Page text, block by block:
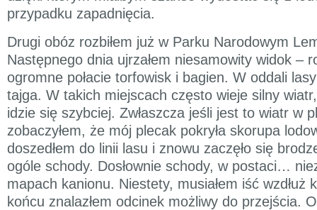
przypadku zapadnięcia.
Drugi obóz rozbiłem już w Parku Narodowym
Następnego dnia ujrzałem niesamowity widok –
ogromne połacie torfowisk i bagien. W oddali
tajga. W takich miejscach często wieje silny
idzie się szybciej. Zwłaszcza jeśli jest to wiatr w
zobaczyłem, że mój plecak pokryła skorupa
doszedłem do linii lasu i znowu zaczęło się
ogóle schody. Dosłownie schody, w postaci…
mapach kanionu. Niestety, musiałem iść wzdłuż
końcu znalazłem odcinek możliwy do przejścia.